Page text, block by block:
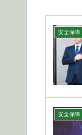
安全保障
安全保障